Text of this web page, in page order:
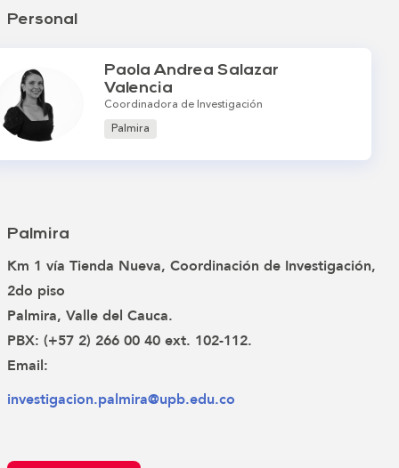
Personal
Paola Andrea Salazar
Valencia
Coordinadora de Investigación
Palmira
Palmira
Km 1 vía Tienda Nueva, Coordinación de Investigación,
2do piso
Palmira, Valle del Cauca.
PBX: (+57 2) 266 00 40 ext. 102-112.
Email:
investigacion.palmira@upb.edu.co